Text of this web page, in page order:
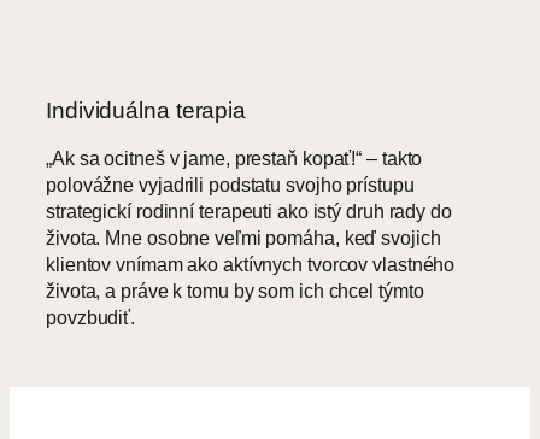
Individuálna terapia
„Ak sa ocitneš v jame, prestaň kopať!“ – takto
polovážne vyjadrili podstatu svojho prístupu
strategickí rodinní terapeuti ako istý druh rady do
života. Mne osobne veľmi pomáha, keď svojich
klientov vnímam ako aktívnych tvorcov vlastného
života, a práve k tomu by som ich chcel týmto
povzbudiť.